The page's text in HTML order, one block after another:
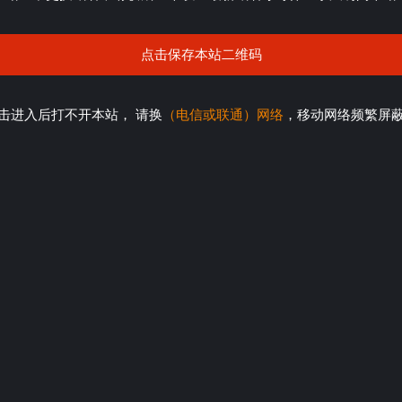
点击保存本站二维码
进入后打不开本站， 请换 （电信或联通）网络 ，移动网络频繁屏